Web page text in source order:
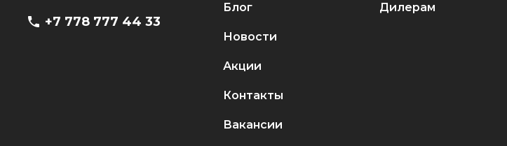
+7 778 777 44 33
Блог
Новости
Акции
Контакты
Вакансии
Дилерам